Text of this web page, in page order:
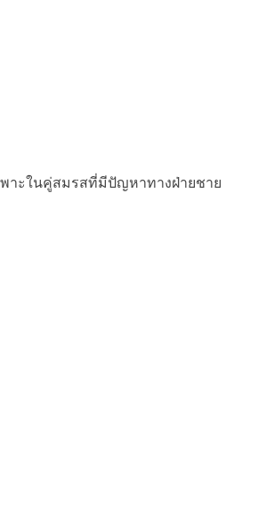
พาะในคู่สมรสที่มีปัญหาทางฝ่ายชาย